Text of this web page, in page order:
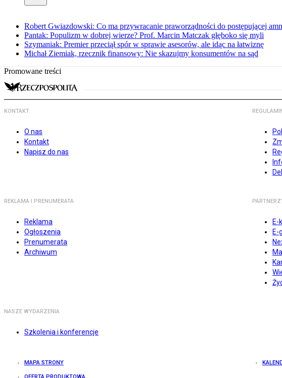
Robert Gwiazdowski: Co ma przywracanie praworządności do postępującej
Pantak: Populizm w dobrej wierze? Prof. Marcin Matczak głęboko się myli
Szymaniak: Premier przeciął spór w sprawie asesorów, ale idąc na łatwiznę
Michał Ziemiak, rzecznik finansowy: Nie skazujmy konsumentów na sąd
Promowane treści
KONTAKT
O nas
Kontakt
Napisz do nas
REKLAMA I PRENUMERATA
Reklama
Ogłoszenia
Prenumerata
Archiwum
E-
E-
NASZE WYDARZENIA
Szkolenia i konferencje
MAPA STRONY